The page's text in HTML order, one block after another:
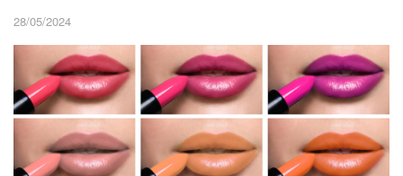
28/05/2024